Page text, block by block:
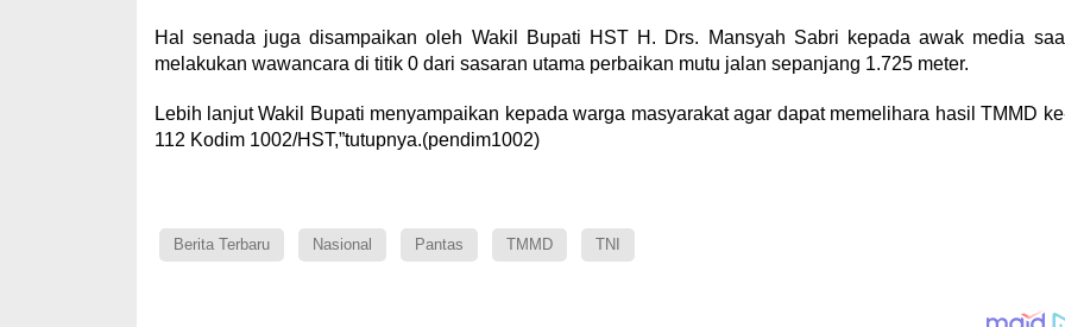
Hal senada juga disampaikan oleh Wakil Bupati HST H. Drs. Mansyah Sabri kepada awak media
melakukan wawancara di titik 0 dari sasaran utama perbaikan mutu jalan sepanjang 1.725 meter.
Lebih lanjut Wakil Bupati menyampaikan kepada warga masyarakat agar dapat memelihara hasil TMMD
112 Kodim 1002/HST,”tutupnya.(pendim1002)
Berita Terbaru Nasional Pantas TMMD TNI